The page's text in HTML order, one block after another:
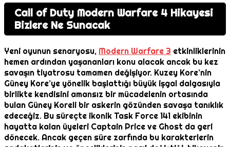
Call of Duty Modern Warfare 4 Hikayesi
Bizlere Ne Sunacak
Yeni oyunun senaryosu, Modern Warfare 3 etkinliklerinin
hemen ardından yaşananları konu alacak ancak bu kez
savaşın tiyatrosu tamamen değişiyor. Kuzey Kore’nin
Güney Kore’ye yönelik başlattığı büyük işgal dalgasıyla
birlikte kendisini amansız bir mücadelenin ortasında
bulan Güney Koreli bir askerin gözünden savaşa tanıklık
edeceğiz. Bu süreçte ikonik Task Force 141 ekibinin
hayatta kalan üyeleri Captain Price ve Ghost da geri
dönecek. Ancak geçen süre zarfında bu karakterlerin